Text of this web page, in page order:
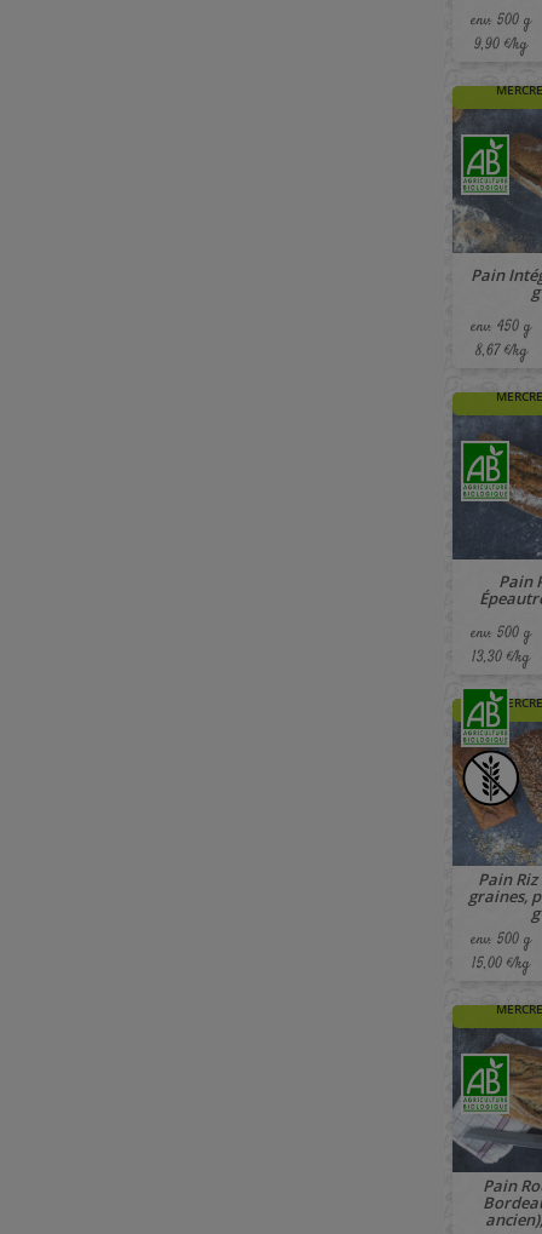
env. 500 g
9,90 €/kg
Pain
g
env. 450 g
8,67 €/kg
🚚 À
Pain
env. 500 g
13,30 €/kg
🚚 À
Pain
graines,
g
env. 500 g
15,00 €/kg
🚚 À
Pain
🚚 À